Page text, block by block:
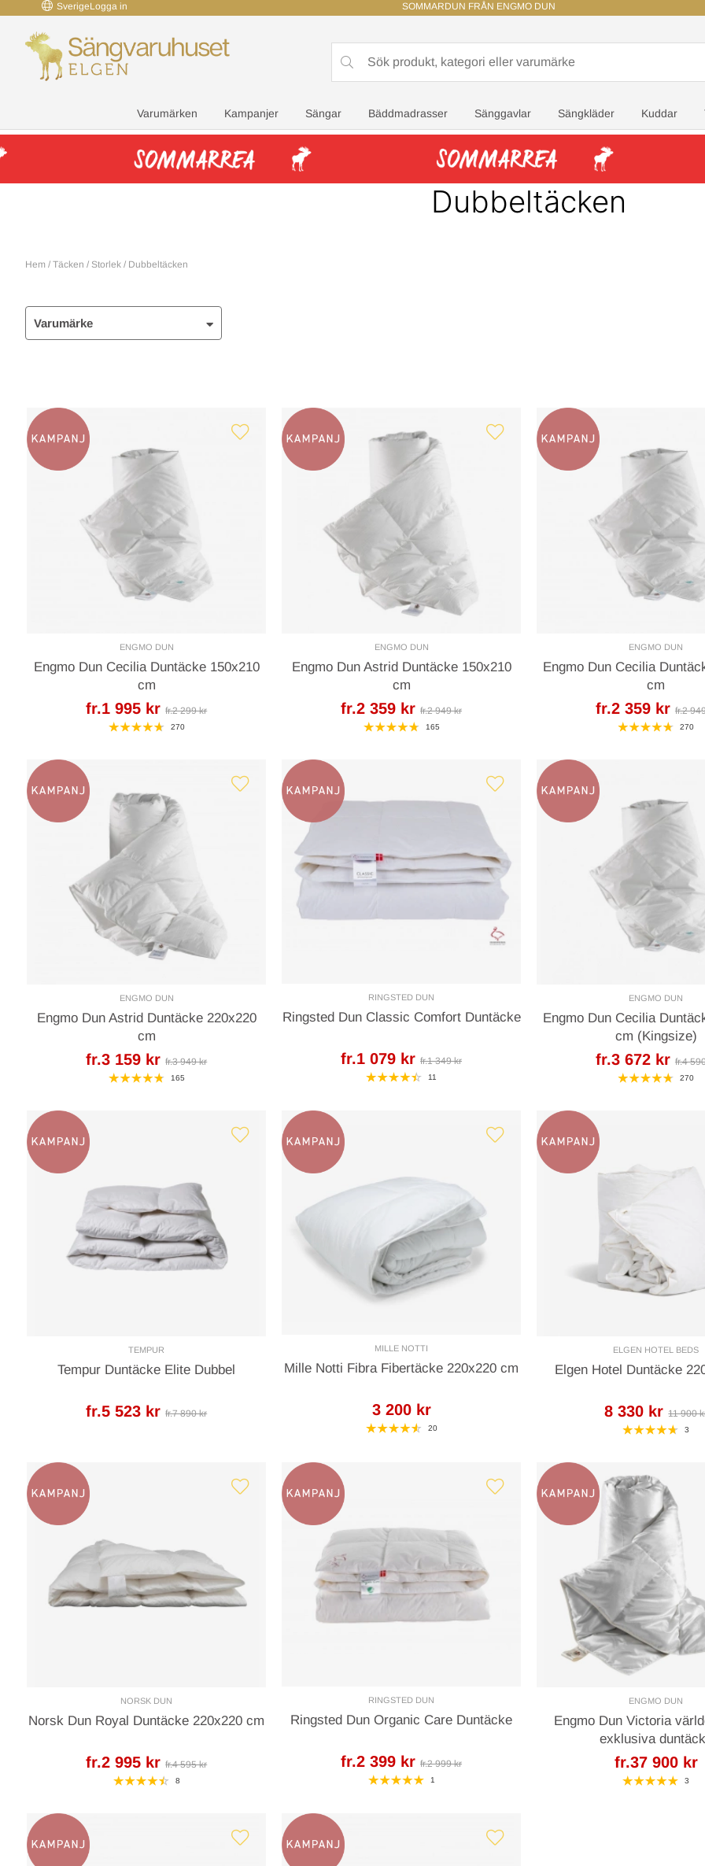
SverigeLogga in SOMMARDUN FRÅN ENGMO DUN
Varumärken Kampanjer Sängar Bäddmadrasser Sänggavlar Sängkläder Kuddar
Dubbeltäcken
Hem / Täcken / Storlek / Dubbeltäcken
Varumärke
ENGMO DUN
Engmo Dun Cecilia Duntäcke 150x210
cm
fr.1 995 kr fr.2 299 kr
270
ENGMO DUN
Engmo Dun Astrid Duntäcke 150x210
cm
fr.2 359 kr fr.2 949 kr
165
ENGMO DUN
Engmo Dun Cecilia
cm
fr.2 359 kr fr.2
270
ENGMO DUN
Engmo Dun Astrid Duntäcke 220x220
cm
fr.3 159 kr fr.3 949 kr
165
RINGSTED DUN
Ringsted Dun Classic Comfort Duntäcke
fr.1 079 kr fr.1 349 kr
11
ENGMO DUN
Engmo Dun Cecilia
cm (Kingsize)
fr.3 672 kr fr.4
270
TEMPUR
Tempur Duntäcke Elite Dubbel
fr.5 523 kr fr.7 890 kr
MILLE NOTTI
Mille Notti Fibra Fibertäcke 220x220 cm
3 200 kr
20
ELGEN HOTEL BEDS
Elgen Hotel Duntäcke
8 330 kr 11 900
3
NORSK DUN
Norsk Dun Royal Duntäcke 220x220 cm
fr.2 995 kr fr.4 595 kr
8
RINGSTED DUN
Ringsted Dun Organic Care Duntäcke
fr.2 399 kr fr.2 999 kr
1
ENGMO DUN
Engmo Dun Victoria
exklusiva
fr.37 900 kr
3